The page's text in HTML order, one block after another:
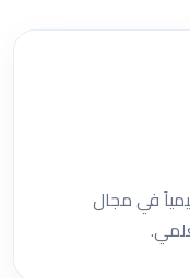
في مجال